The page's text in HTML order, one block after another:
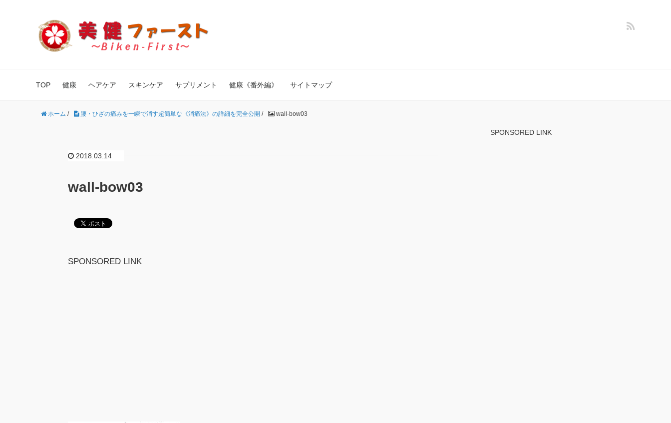
TOP 健康 ヘアケア スキンケア サプリメント 健康《番外編》 サイトマップ
ホーム / 腰・ひざの痛みを一瞬で消す超簡単な《消痛法》の詳細を完全公開 / wall-bow03
2018.03.14
wall-bow03
SPONSORED LINK
SPONSORED LINK